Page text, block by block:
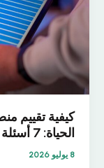
يجب
أن
تطلبها
بالفعل؟
كيفية تقييم
الحياة: 7 أسئلة يجب طرحها على المزود
8 يوليو 2026